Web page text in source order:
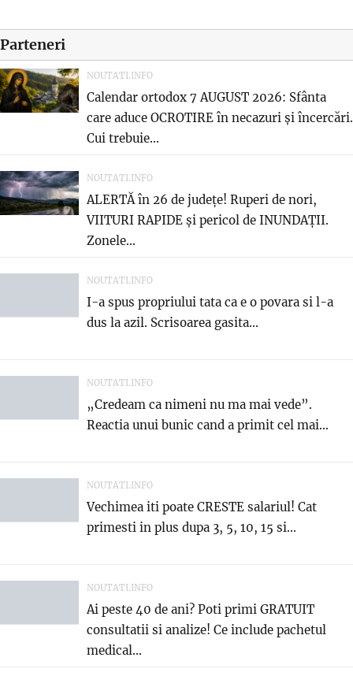
Parteneri
NOUTATI.INFO
Calendar ortodox 7 AUGUST 2026: Sfânta
care aduce OCROTIRE în necazuri și încercări.
Cui trebuie...
NOUTATI.INFO
ALERTĂ în 26 de județe! Ruperi de nori,
VIITURI RAPIDE și pericol de INUNDAȚII.
Zonele...
NOUTATI.INFO
I-a spus propriului tata ca e o povara si l-a
dus la azil. Scrisoarea gasita...
NOUTATI.INFO
„Credeam ca nimeni nu ma mai vede”.
Reactia unui bunic cand a primit cel mai...
NOUTATI.INFO
Vechimea iti poate CRESTE salariul! Cat
primesti in plus dupa 3, 5, 10, 15 si...
NOUTATI.INFO
Ai peste 40 de ani? Poti primi GRATUIT
consultatii si analize! Ce include pachetul
medical...